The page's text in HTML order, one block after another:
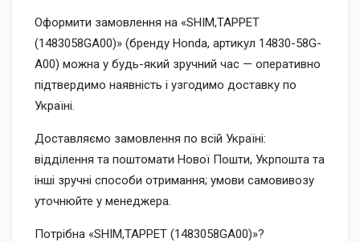
Оформити замовлення на «SHIM,TAPPET
(1483058GA00)» (бренду Honda, артикул 14830-58G-
A00) можна у будь-який зручний час — оперативно
підтвердимо наявність і узгодимо доставку по
Україні.
Доставляємо замовлення по всій Україні:
відділення та поштомати Нової Пошти, Укрпошта та
інші зручні способи отримання; умови самовивозу
уточнюйте у менеджера.
Потрібна «SHIM,TAPPET (1483058GA00)»?